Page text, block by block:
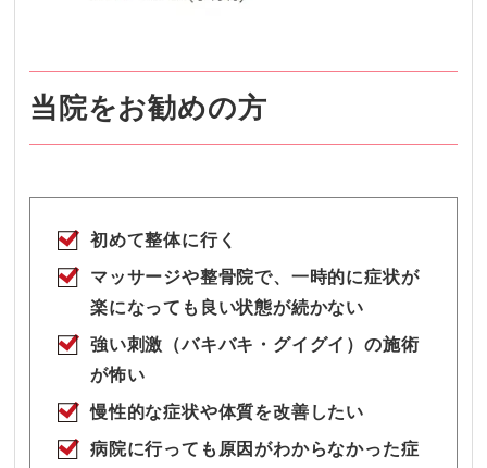
当院をお勧めの方
初めて整体に行く
マッサージや整骨院で、一時的に症状が
楽になっても良い状態が続かない
強い刺激（バキバキ・グイグイ）の施術
が怖い
慢性的な症状や体質を改善したい
病院に行っても原因がわからなかった症